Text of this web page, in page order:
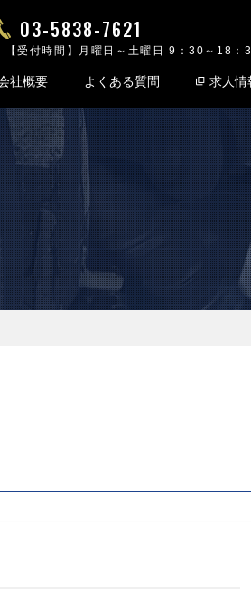
03-5838-7621
【受付時間】月曜日～土曜日 9：30～18：
社概要 よくある質問 求人情